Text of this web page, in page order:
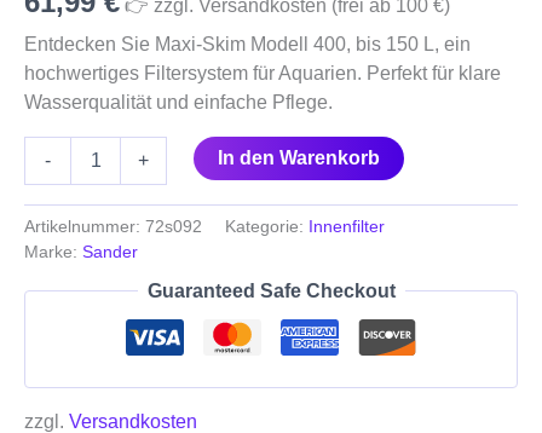
👉 zzgl. Versandkosten (frei ab 100 €)
Entdecken Sie Maxi-Skim Modell 400, bis 150 L, ein
hochwertiges Filtersystem für Aquarien. Perfekt für klare
Wasserqualität und einfache Pflege.
- + In den Warenkorb
Artikelnummer: 72s092 Kategorie: Innenfilter
Marke: Sander
Guaranteed Safe Checkout
zzgl. Versandkosten